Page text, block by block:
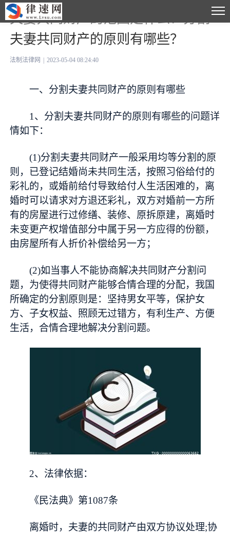
夫妻共同财产的范围是什么？分割
夫妻共同财产的原则有哪些？
法制法律网 2023-05-04 08:24:40
一、分割夫妻共同财产的原则有哪些
1、分割夫妻共同财产的原则有哪些的问题详
情如下：
(1)分割夫妻共同财产一般采用均等分割的原
则，已登记结婚尚未共同生活，按照习俗给付的
彩礼的，或婚前给付导致给付人生活困难的，离
婚时可以请求对方退还彩礼，双方对婚前一方所
有的房屋进行过修缮、装修、原拆原建，离婚时
未变更产权增值部分中属于另一方应得的份额，
由房屋所有人折价补偿给另一方；
(2)如当事人不能协商解决共同财产分割问
题，为使得共同财产能够合情合理的分配，我国
所确定的分割原则是：坚持男女平等，保护女
方、子女权益、照顾无过错方，有利生产、方便
生活，合情合理地解决分割问题。
2、法律依据：
《民法典》第1087条
离婚时，夫妻的共同财产由双方协议处理;协